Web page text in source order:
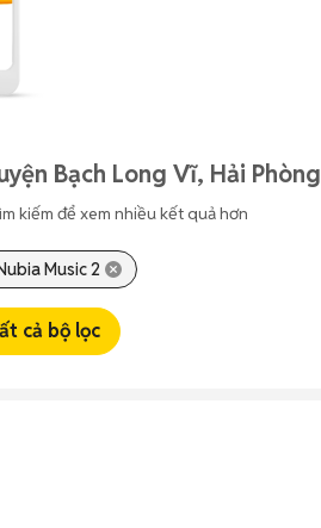
Bạch Long Vĩ, Hải Phòng
kiếm để xem nhiều kết quả hơn
Music 2
cả bộ lọc